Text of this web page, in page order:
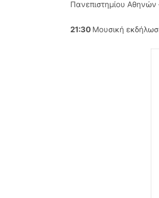
Πανεπιστημίου
21:30 Μουσική